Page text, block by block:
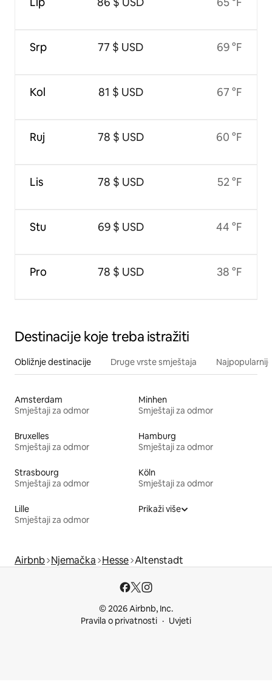
Srp
Kol
Ruj
Lis
Stu
Pro
77 $ USD
81 $ USD
78 $ USD
78 $ USD
69 $ USD
78 $ USD
69 °F
67 °F
60 °F
52 °F
44 °F
38 °F
Destinacije koje treba istražiti
Obližnje destinacije Druge vrste smještaja
Amsterdam
Smještaji za odmor
Minhen
Smještaji za odmor
Bruxelles
Smještaji za odmor
Hamburg
Smještaji za odmor
Strasbourg
Smještaji za odmor
Köln
Smještaji za odmor
Lille
Smještaji za odmor
Prikaži više
Airbnb Njemačka Hesse Altenstadt
© 2026 Airbnb, Inc.
Pravila o privatnosti
Uvjeti